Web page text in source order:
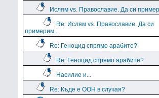
Ислям vs. Православие. Да си
Re: Ислям vs. Православие. Да си
примерим...
Re: Геноцид спрямо арабите?
Re: Геноцид спрямо арабите?
Насилие и...
Re: Къде е ООН в случая?